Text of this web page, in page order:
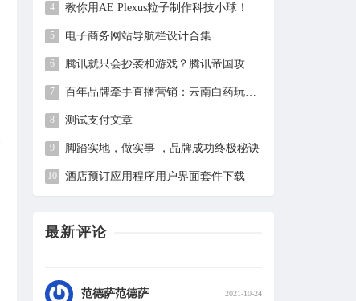
教你用AE Plexus粒子制作科技小球！
电子商务网站导航栏设计合集
测试支付文章
脚踏实地，做实事 ，品牌成功终极秘诀
酒店预订应用程序用户界面套件下载
最新评论
灯火阑珊处
弃
asdada大大
来自：腾讯就只会抄袭和游戏？腾讯帝国攻防战背后的睿智与城府